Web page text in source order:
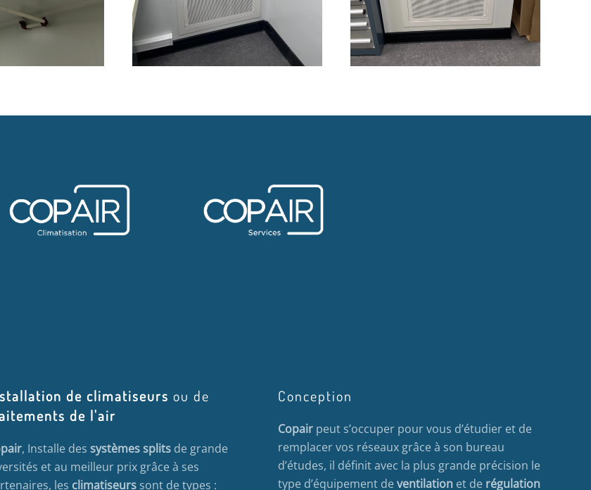
de climatiseurs ou de
de l'air
, Installe des systèmes splits de grande
et au meilleur prix grâce à ses
les climatiseurs sont de types :
Conception
Copairpeut s’occuper pour vous d’étudier et de
remplacer vos réseaux grâce à son bureau
d’études, il définit avec la plus grande précision le
type d’équipement deventilationet de régulation